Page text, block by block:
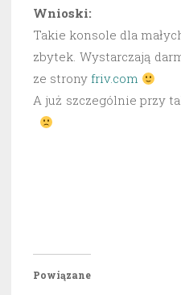
Wnioski:
Takie konsole dla
zbytek. Wystarczają
ze strony friv.com
A już szczególnie przy
Powiązane